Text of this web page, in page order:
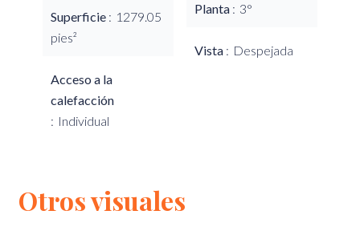
Superficie
1279.05
pies²
Acceso a la
calefacción
Individual
Planta 3°
Vista Despejada
Otros visuales